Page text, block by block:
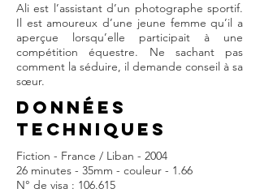
Ali est l’assistant d’un photographe sportif.
Il est amoureux d’une jeune femme qu’il a
aperçue lorsqu’elle participait à une
compétition équestre. Ne sachant pas
comment la séduire, il demande conseil à sa
sœur.
DONNÉES
TECHNIQUES
Fiction - France / Liban - 2004
26 minutes - 35mm - couleur - 1.66
N° de visa : 106.615